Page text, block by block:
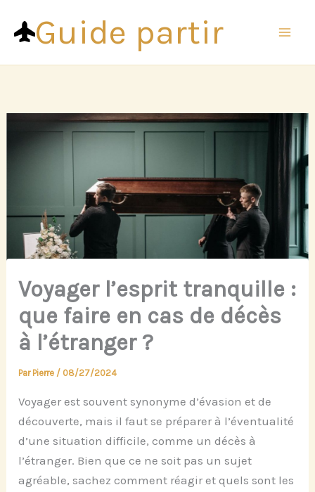
contenuGuide partir
Voyager l’esprit tranquille :
que faire en cas de décès
à l’étranger ?
Par Pierre / 08/27/2024
Voyager est souvent synonyme d’évasion et de
découverte, mais il faut se préparer à l’éventualité
d’une situation difficile, comme un décès à
l’étranger. Bien que ce ne soit pas un sujet
agréable, sachez comment réagir et quels sont les